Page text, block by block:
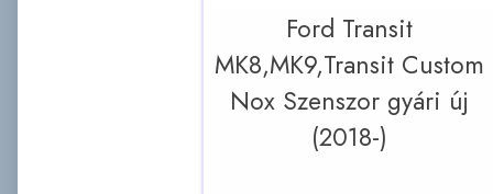
Ford Transit
MK8,MK9,Transit Custom
Nox Szenszor gyári új
(2018-)